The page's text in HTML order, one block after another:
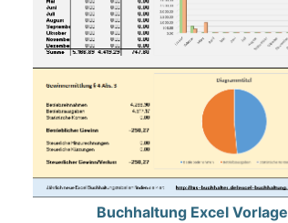
Buchhaltung Excel Vorlage